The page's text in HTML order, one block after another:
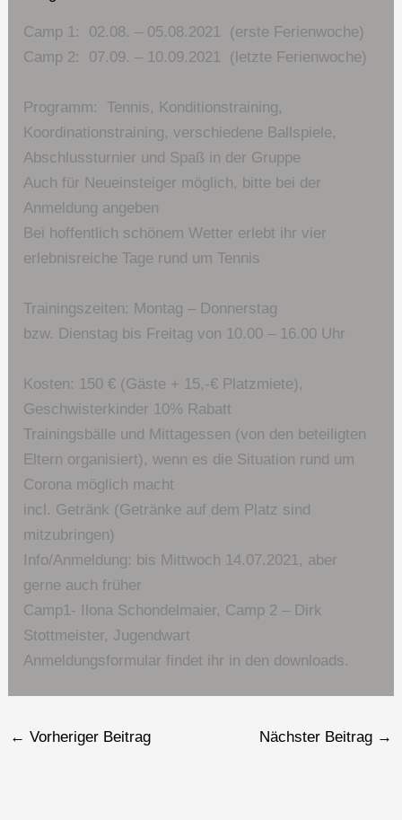
Camp 1: 02.08. – 05.08.2021 (erste Ferienwoche)
Camp 2: 07.09. – 10.09.2021 (letzte Ferienwoche)
Programm: Tennis, Konditionstraining,
Koordinationstraining, verschiedene Ballspiele,
Abschlussturnier und Spaß in der Gruppe
Auch für Neueinsteiger möglich, bitte bei der
Anmeldung angeben
Bei hoffentlich schönem Wetter erlebt ihr vier
erlebnisreiche Tage rund um Tennis
Trainingszeiten: Montag – Donnerstag
bzw. Dienstag bis Freitag von 10.00 – 16.00 Uhr
Kosten: 150 € (Gäste + 15,-€ Platzmiete),
Geschwisterkinder 10% Rabatt
Trainingsbälle und Mittagessen (von den beteiligten
Eltern organisiert), wenn es die Situation rund um
Corona möglich macht
incl. Getränk (Getränke auf dem Platz sind
mitzubringen)
Info/Anmeldung: bis Mittwoch 14.07.2021, aber
gerne auch früher
Camp1- Ilona Schondelmaier, Camp 2 – Dirk
Stottmeister, Jugendwart
Anmeldungsformular findet ihr in den downloads.
← Vorheriger Beitrag Nächster Beitrag →